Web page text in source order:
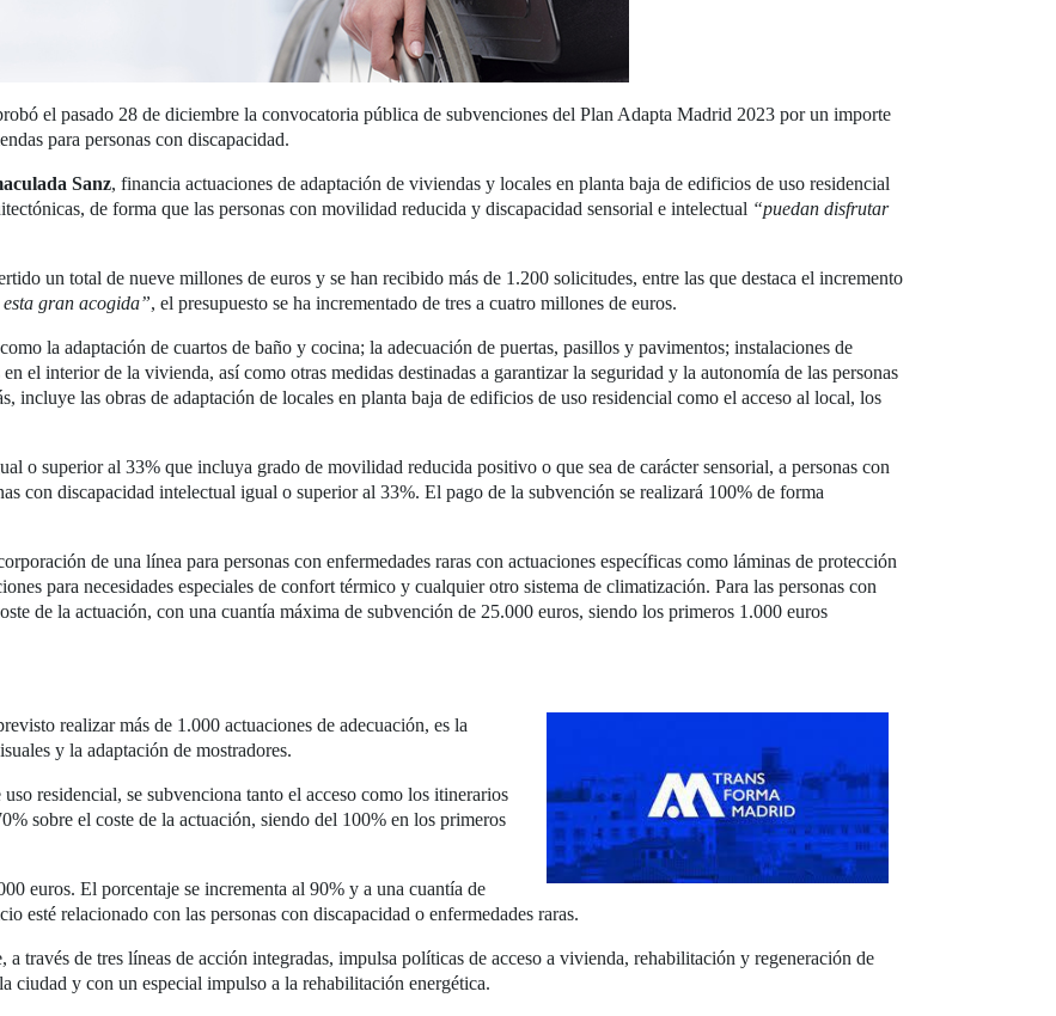
el pasado 28 de diciembre la convocatoria pública de subvenciones del Plan Adapta Madrid 2023 por un importe
para personas con discapacidad.
Sanz, financia actuaciones de adaptación de viviendas y locales en planta baja de edificios de uso residencial
de forma que las personas con movilidad reducida y discapacidad sensorial e intelectual “puedan disfrutar
un total de nueve millones de euros y se han recibido más de 1.200 solicitudes, entre las que destaca el incremento
gran acogida”, el presupuesto se ha incrementado de tres a cuatro millones de euros.
la adaptación de cuartos de baño y cocina; la adecuación de puertas, pasillos y pavimentos; instalaciones de
el interior de la vivienda, así como otras medidas destinadas a garantizar la seguridad y la autonomía de las personas
incluye las obras de adaptación de locales en planta baja de edificios de uso residencial como el acceso al local, los
o superior al 33% que incluya grado de movilidad reducida positivo o que sea de carácter sensorial, a personas con
con discapacidad intelectual igual o superior al 33%. El pago de la subvención se realizará 100% de forma
de una línea para personas con enfermedades raras con actuaciones específicas como láminas de protección
para necesidades especiales de confort térmico y cualquier otro sistema de climatización. Para las personas con
de la actuación, con una cuantía máxima de subvención de 25.000 euros, siendo los primeros 1.000 euros
realizar más de 1.000 actuaciones de adecuación, es la
y la adaptación de mostradores.
residencial, se subvenciona tanto el acceso como los itinerarios
sobre el coste de la actuación, siendo del 100% en los primeros
euros. El porcentaje se incrementa al 90% y a una cuantía de
esté relacionado con las personas con discapacidad o enfermedades raras.
través de tres líneas de acción integradas, impulsa políticas de acceso a vivienda, rehabilitación y regeneración de
ciudad y con un especial impulso a la rehabilitación energética.